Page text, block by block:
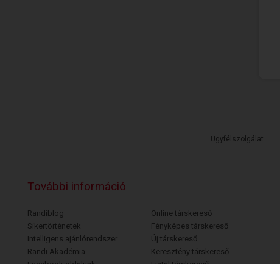
Ügyfélszolgálat
További információ
Randiblog
Sikertörténetek
Intelligens ajánlórendszer
Randi Akadémia
Online társkereső
Fényképes társkereső
Új társkereső
Keresztény társkereső